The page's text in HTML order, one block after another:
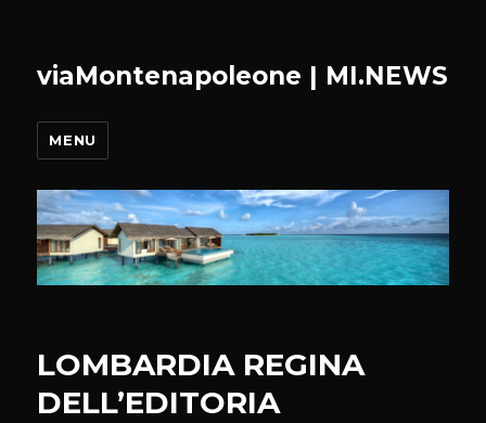
viaMontenapoleone | MI.NEWS
MENU
LOMBARDIA REGINA
DELL’EDITORIA